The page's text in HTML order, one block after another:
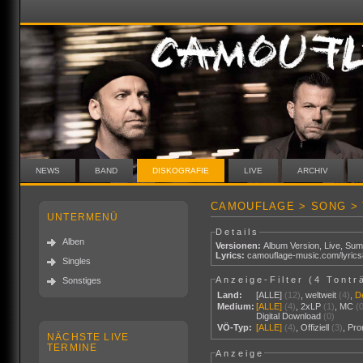
NEWS BAND DISKOGRAFIE LIVE ARCHIV
UNTERMENÜ
Alben
Singles
Sonstiges
NÄCHSTE LIVE
TERMINE
CAMOUFLAGE > SONG >
Details
Versionen: Album Version, Live,
Lyrics: camouflage-music.com/
Anzeige-Filter (4
Land:
[ALLE] (12) ,weltweit (4)
Medium: [ALLE] (4) ,2xLP (1) MC
Digital Download (0)
VÖ-Typ: [ALLE] (4) ,Offiziell (3)
Anzeige